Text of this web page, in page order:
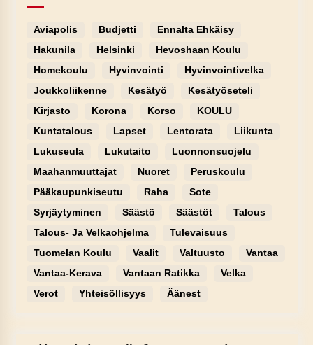
Aviapolis Budjetti
Ennalta Ehkäisy
Hakunila
Helsinki
Hevoshaan Koulu
Homekoulu
Hyvinvointi
Hyvinvointivelka
Joukkoliikenne
Kesätyö
Kesätyöseteli
Kirjasto
Korona Korso
KOULU
Kuntatalous
Lapset Lentorata
Liikunta
Lukuseula
Lukutaito
Luonnonsuojelu
Maahanmuuttajat
Nuoret
Peruskoulu
Pääkaupunkiseutu
Raha
Sote
Syrjäytyminen
Säästö Säästöt
Talous
Talous- Ja Velkaohjelma
Tulevaisuus
Tuomelan Koulu
Vaalit Valtuusto
Vantaa
Vantaa-Kerava
Vantaan Ratikka
Velka
Verot
Yhteisöllisyys Äänest